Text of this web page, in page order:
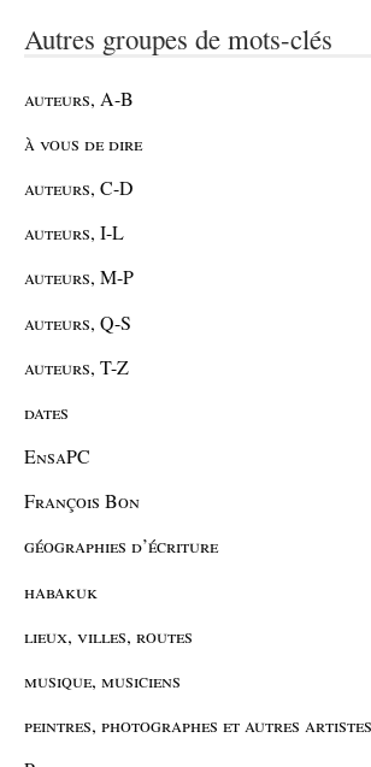
Autres groupes de mots-clés
auteurs, A-B
à vous de dire
auteurs, C-D
auteurs, I-L
auteurs, M-P
auteurs, Q-S
auteurs, T-Z
dates
EnsaPC
François Bon
géographies d’écriture
habakuk
lieux, villes, routes
musique, musiciens
peintres, photographes et autres artistes